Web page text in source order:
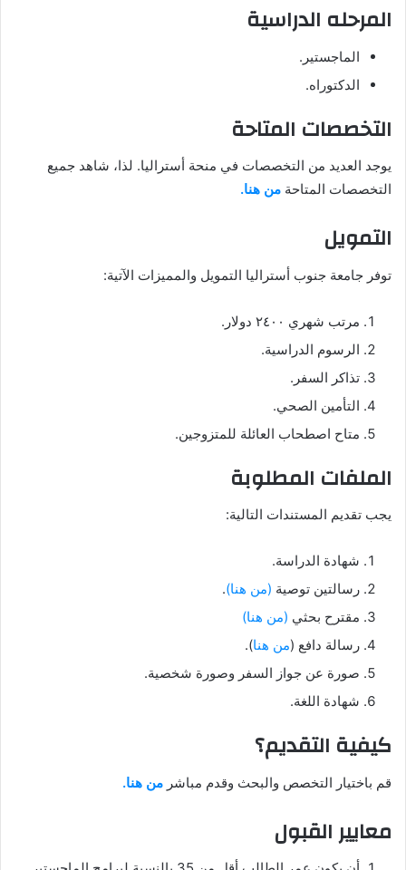
المرحله الدراسية
الماجستير.
الدكتوراه.
التخصصات المتاحة
يوجد العديد من التخصصات في منحة أستراليا. لذا، شاهد جميع
التخصصات المتاحة من هنا.
التمويل
توفر جامعة جنوب أستراليا التمويل والمميزات الآتية:
مرتب شهري ٢٤٠٠ دولار.
الرسوم الدراسية.
تذاكر السفر.
التأمين الصحي.
متاح اصطحاب العائلة للمتزوجين.
الملفات المطلوبة
يجب تقديم المستندات التالية:
شهادة الدراسة.
رسالتين توصية (من هنا).
مقترح بحثي (من هنا)
رسالة دافع (من هنا).
صورة عن جواز السفر وصورة شخصية.
شهادة اللغة.
كيفية التقديم؟
قم باختيار التخصص والبحث وقدم مباشر من هنا.
معايير القبول